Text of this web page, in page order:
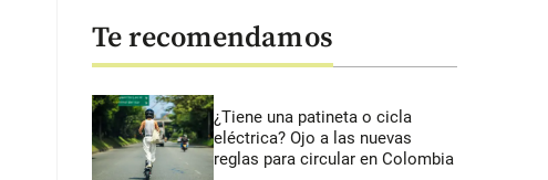
Te recomendamos
¿Tiene una patineta o cicla
eléctrica? Ojo a las nuevas
reglas para circular en Colombia